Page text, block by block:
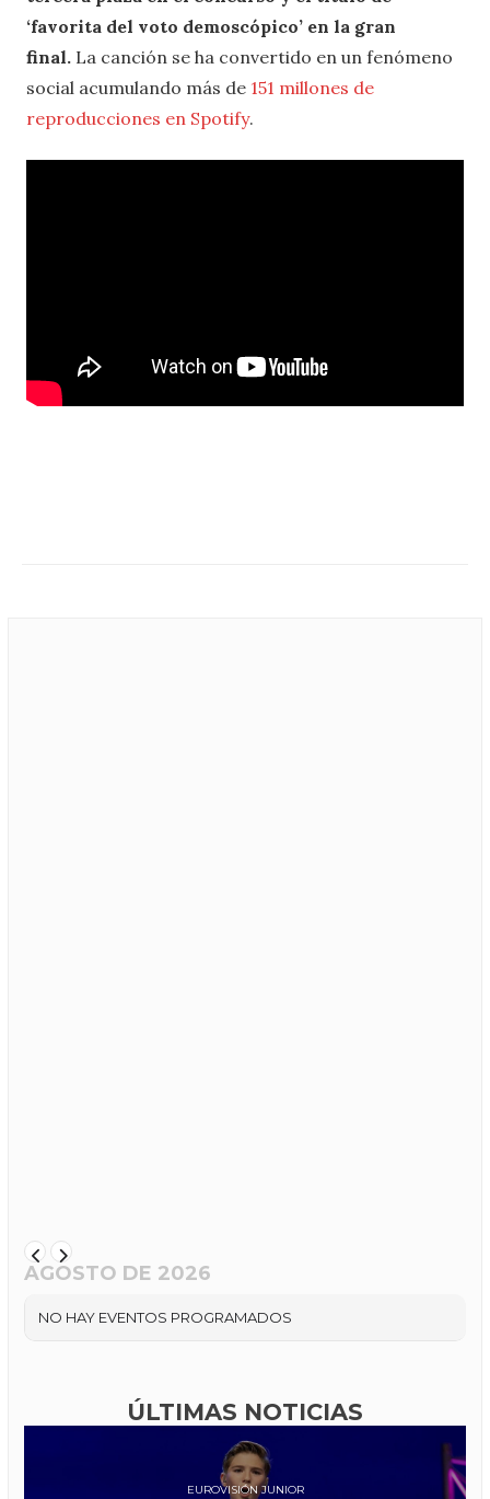
‘favorita del voto demoscópico’ en la gran
final. La canción se ha convertido en un fenómeno
social acumulando más de 151 millones de
reproducciones en Spotify.
AGOSTO DE 2026
NO HAY EVENTOS PROGRAMADOS
ÚLTIMAS NOTICIAS
EUROVISIÓN JUNIOR